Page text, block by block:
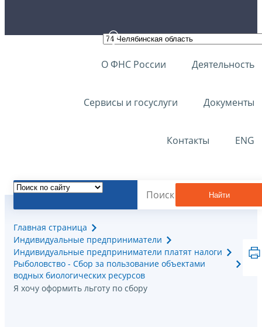
О ФНС России Деятельность
Сервисы и госуслуги Документы
Контакты ENG
Найти
Главная страница
Индивидуальные предприниматели
Индивидуальные предприниматели платят налоги
Рыболовство - Сбор за пользование объектами
водных биологических ресурсов
Я хочу оформить льготу по сбору